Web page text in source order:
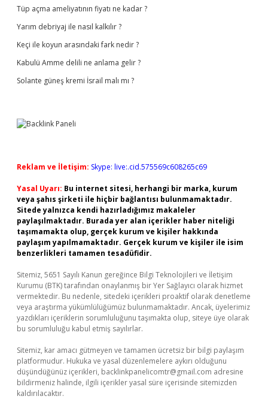
Tüp açma ameliyatının fiyatı ne kadar ?
Yarım debriyaj ile nasıl kalkılır ?
Keçi ile koyun arasındaki fark nedir ?
Kabulü Amme delili ne anlama gelir ?
Solante güneş kremi İsrail malı mı ?
Reklam ve İletişim: Skype: live:.cid.575569c608265c69
Yasal Uyarı: Bu internet sitesi, herhangi bir marka, kurum
veya şahıs şirketi ile hiçbir bağlantısı bulunmamaktadır.
Sitede yalnızca kendi hazırladığımız makaleler
paylaşılmaktadır. Burada yer alan içerikler haber niteliği
taşımamakta olup, gerçek kurum ve kişiler hakkında
paylaşım yapılmamaktadır. Gerçek kurum ve kişiler ile isim
benzerlikleri tamamen tesadüfidir.
Sitemiz, 5651 Sayılı Kanun gereğince Bilgi Teknolojileri ve İletişim
Kurumu (BTK) tarafından onaylanmış bir Yer Sağlayıcı olarak hizmet
vermektedir. Bu nedenle, sitedeki içerikleri proaktif olarak denetleme
veya araştırma yükümlülüğümüz bulunmamaktadır. Ancak, üyelerimiz
yazdıkları içeriklerin sorumluluğunu taşımakta olup, siteye üye olarak
bu sorumluluğu kabul etmiş sayılırlar.
Sitemiz, kar amacı gütmeyen ve tamamen ücretsiz bir bilgi paylaşım
platformudur. Hukuka ve yasal düzenlemelere aykırı olduğunu
düşündüğünüz içerikleri, backlinkpanelicomtr@gmail.com adresine
bildirmeniz halinde, ilgili içerikler yasal süre içerisinde sitemizden
kaldırılacaktır.